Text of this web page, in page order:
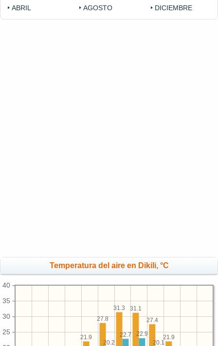
ABRIL
AGOSTO
DICIEMBRE
Temperatura del aire en Dikili, °C
25
30
35
40
21.9
27.4
31.1
31.3
27.8
21.9
20.1
22.9
22.7
20.2